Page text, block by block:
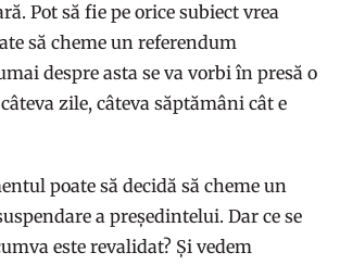
Pot să fie pe orice subiect vrea
să cheme un referendum
despre asta se va vorbi în presă o
zile, câteva săptămâni cât e
poate să decidă să cheme un
a președintelui. Dar ce se
este revalidat? Și vedem